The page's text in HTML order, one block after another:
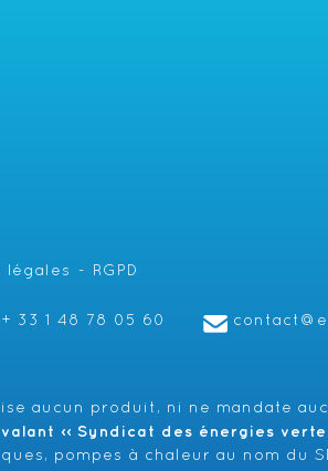
légales RGPD
+ 33 1 48 78 05 60
aucun produit, ni ne mandate
‹‹ Syndicat des énergies vertes
pompes à chaleur au nom du